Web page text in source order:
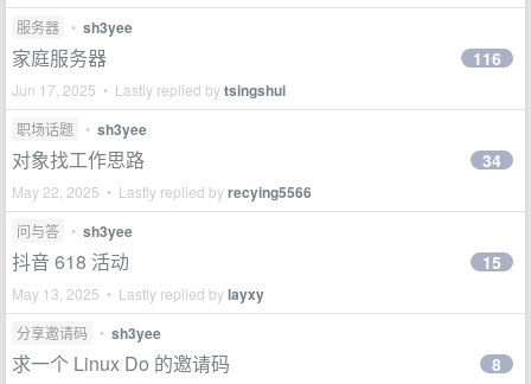
服务器 • sh3yee
家庭服务器
Jun 17, 2025 • Lastly replied bytsingshui
116
职场话题 • sh3yee
对象找工作思路
May 22, 2025 • Lastly replied byrecying5566
34
问与答 • sh3yee
抖音 618 活动
May 13, 2025 • Lastly replied bylayxy
15
分享邀请码 • sh3yee
求一个 Linux Do 的邀请码 8